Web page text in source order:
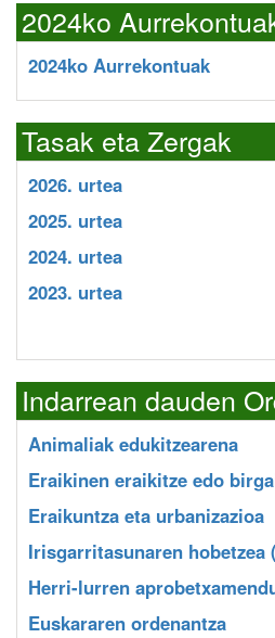
2024ko
2024ko Aurrekontuak
Tasak eta Zergak
2026. urtea
2025. urtea
2024. urtea
2023. urtea
Indarrean dauden
Animaliak edukitzearena
Eraikinen eraikitze edo
Eraikuntza eta urbanizazioa
Irisgarritasunaren hobetzea
Herri-lurren
Euskararen ordenantza